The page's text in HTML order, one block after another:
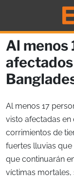
Al menos
Al menos 17
visto afectadas
corrimientos de
fuertes lluvias que
que continuarán
víctimas mortales,